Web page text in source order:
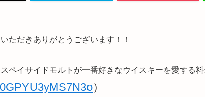
ただきありがとうございます！！
ペイサイドモルトが一番好きなウイスキーを愛する料
）